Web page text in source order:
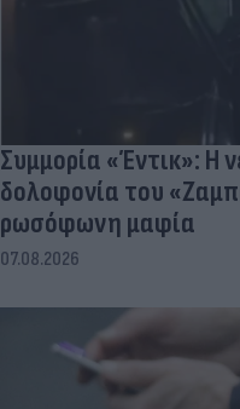
Συμμορία «Έντικ»: Η
δολοφονία του
ρωσόφωνη μαφία
07.08.2026